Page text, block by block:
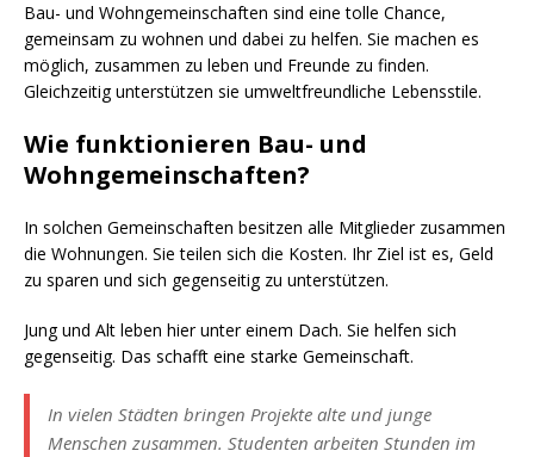
Bau- und Wohngemeinschaften sind eine tolle Chance,
gemeinsam zu wohnen und dabei zu helfen. Sie machen es
möglich, zusammen zu leben und Freunde zu finden.
Gleichzeitig unterstützen sie umweltfreundliche Lebensstile.
Wie funktionieren Bau- und
Wohngemeinschaften?
In solchen Gemeinschaften besitzen alle Mitglieder zusammen
die Wohnungen. Sie teilen sich die Kosten. Ihr Ziel ist es, Geld
zu sparen und sich gegenseitig zu unterstützen.
Jung und Alt leben hier unter einem Dach. Sie helfen sich
gegenseitig. Das schafft eine starke Gemeinschaft.
In vielen Städten bringen Projekte alte und junge
Menschen zusammen. Studenten arbeiten Stunden im